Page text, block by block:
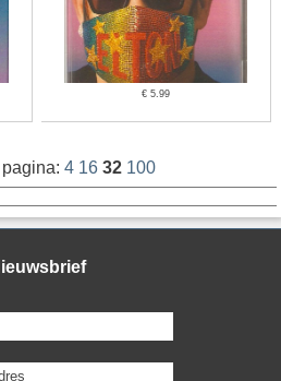
€ 5.99
4 16 32 100